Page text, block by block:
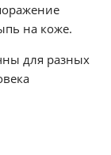
на коже.
для разных